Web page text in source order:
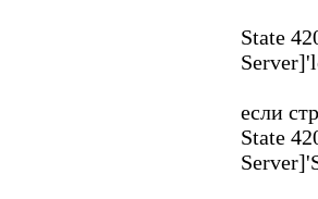
State
если
State